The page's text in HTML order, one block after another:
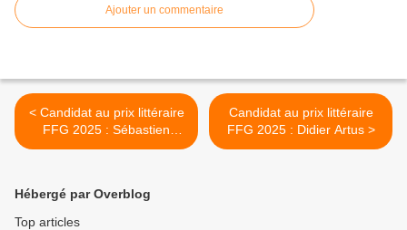
Ajouter un commentaire
< Candidat au prix littéraire
FFG 2025 : Sébastien
Jahan
Candidat au prix littéraire
FFG 2025 : Didier Artus >
Hébergé par Overblog
Top articles